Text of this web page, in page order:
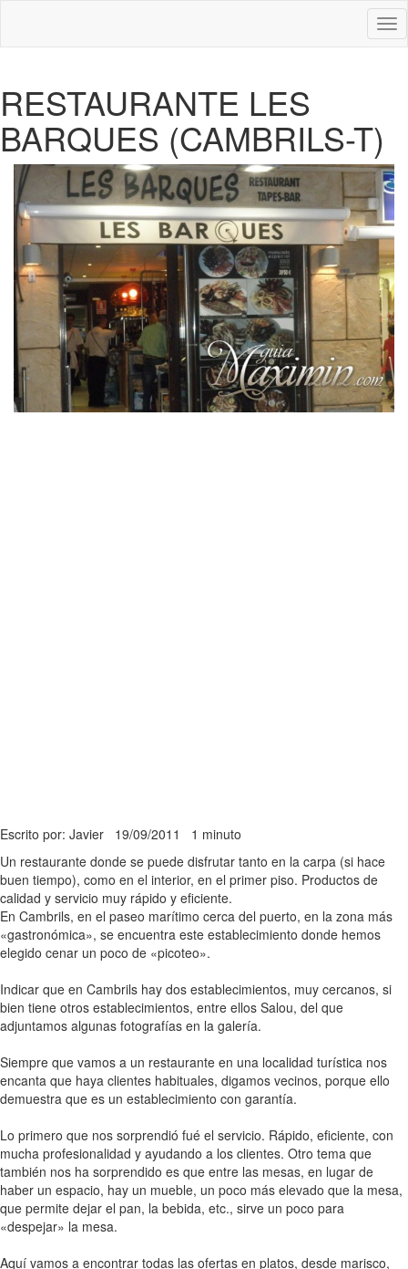
RESTAURANTE LES
BARQUES (CAMBRILS-T)
Escrito por: Javier 19/09/2011 1 minuto
Un restaurante donde se puede disfrutar tanto en la carpa (si hace
buen tiempo), como en el interior, en el primer piso. Productos de
calidad y servicio muy rápido y eficiente.
En Cambrils, en el paseo marítimo cerca del puerto, en la zona más
«gastronómica», se encuentra este establecimiento donde hemos
elegido cenar un poco de «picoteo».
Indicar que en Cambrils hay dos establecimientos, muy cercanos, si
bien tiene otros establecimientos, entre ellos Salou, del que
adjuntamos algunas fotografías en la galería.
Siempre que vamos a un restaurante en una localidad turística nos
encanta que haya clientes habituales, digamos vecinos, porque ello
demuestra que es un establecimiento con garantía.
Lo primero que nos sorprendió fué el servicio. Rápido, eficiente, con
mucha profesionalidad y ayudando a los clientes. Otro tema que
también nos ha sorprendido es que entre las mesas, en lugar de
haber un espacio, hay un mueble, un poco más elevado que la mesa,
que permite dejar el pan, la bebida, etc., sirve un poco para
«despejar» la mesa.
Aquí vamos a encontrar todas las ofertas en platos, desde marisco,